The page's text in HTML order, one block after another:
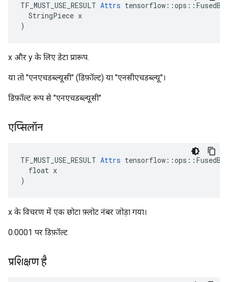
TF_MUST_USE_RESULT Attrs
  StringPiece x
)
x और y के लिए डेटा प्रारूप.
या तो "एनएचडब्ल्यूसी" (डिफ़ॉल्ट) या "एनसीएचडब्ल्यू"।
डिफ़ॉल्ट रूप से "एनएचडब्ल्यूसी"
एप्सिलॉन
TF_MUST_USE_RESULT Attrs
  float x
)
x के विचरण में एक छोटा फ़्लोट नंबर जोड़ा गया।
0.0001 पर डिफ़ॉल्ट
प्रशिक्षण है